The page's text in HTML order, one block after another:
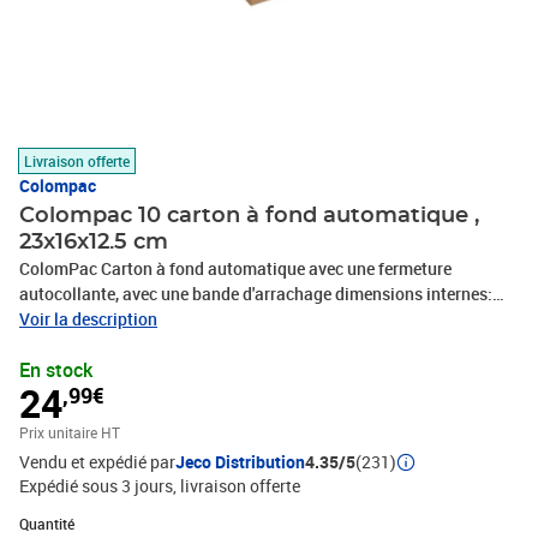
Livraison offerte
Colompac
Colompac 10 carton à fond automatique ,
23x16x12.5 cm
ColomPac Carton à fond automatique avec une fermeture
autocollante, avec une bande d'arrachage dimensions internes:
(L)230 x (P)160 x (H)125 mm dimensions externes: (L)235 x
30000316)
Voir la description
En stock
24,99€
Prix unitaire HT
Vendu et expédié parJeco Distribution4.35/5(231)
Expédié sous 3 jours livraison offerte
Quantité
Quantité : 1